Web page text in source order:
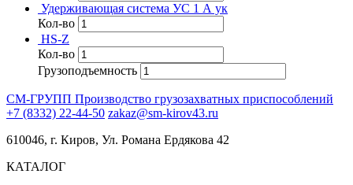
Удерживающая система УС 1 А ук
Кол-во
HS-Z
Кол-во
Грузоподъемность
СМ-ГРУПП Производство грузозахватных приспособлений
+7 (8332) 22-44-50 zakaz@sm-kirov43.ru
610046, г. Киров, Ул. Романа Ердякова 42
КАТАЛОГ